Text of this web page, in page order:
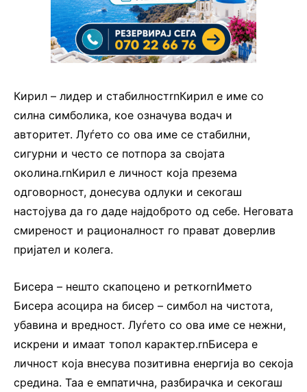
Кирил – лидер и стабилностrnКирил е име со
силна симболика, кое означува водач и
авторитет. Луѓето со ова име се стабилни,
сигурни и често се потпора за својата
околина.rnКирил е личност која презема
одговорност, донесува одлуки и секогаш
настојува да го даде најдоброто од себе. Неговата
смиреност и рационалност го прават доверлив
пријател и колега.
Бисера – нешто скапоцено и реткоrnИмето
Бисера асоцира на бисер – симбол на чистота,
убавина и вредност. Луѓето со ова име се нежни,
искрени и имаат топол карактер.rnБисера е
личност која внесува позитивна енергија во секоја
средина. Таа е емпатична, разбирачка и секогаш